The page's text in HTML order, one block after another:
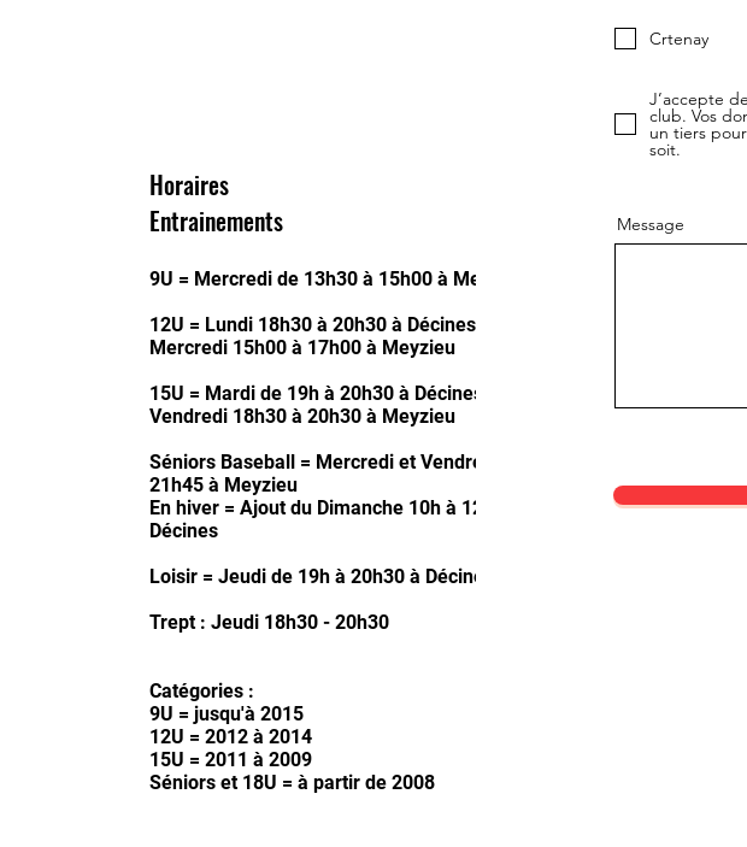
Horaires
Entrainements
9U = Mercredi de 13h30 à 15h00 à Meyzieu
12U = Lundi 18h30 à 20h30 à Décines
Mercredi 15h00 à 17h00 à Meyzieu
15U = Mardi de 19h à 20h30 à Décines
Vendredi 18h30 à 20h30 à Meyzieu
Séniors Baseball = Mercredi et Vendredi de 19h15 à
21h45 à Meyzieu
En hiver = Ajout du Dimanche 10h à 12h gymnase
Décines
Loisir = Jeudi de 19h à 20h30 à Décines
Trept : Jeudi 18h30 - 20h30
Catégories :
9U = jusqu'à 2015
12U = 2012 à 2014
15U = 2011 à 2009
Séniors et 18U = à partir de 2008
Crtenay
J’accepte
club. Vos
un tiers
soit.
Message